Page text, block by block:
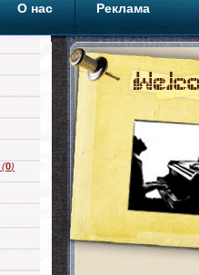
О нас Реклама
(0)